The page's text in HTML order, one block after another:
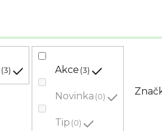
3 Akce 3
Novinka 0
Tip 0